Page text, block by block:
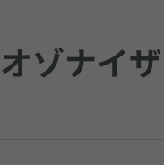
ゾナイ